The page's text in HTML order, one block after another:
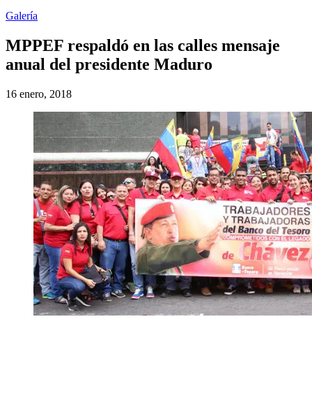
Galería
MPPEF respaldó en las calles mensaje
anual del presidente Maduro
16 enero, 2018